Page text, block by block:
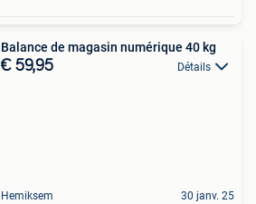
Balance de magasin numérique 40 kg
€ 59,95 Détails
Hemiksem 30 janv. 25